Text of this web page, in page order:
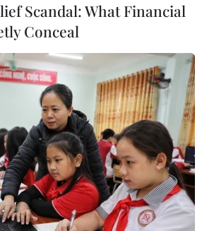
hạn mức tín dụng chỉ nên được xem
thời. (Ảnh: CTV/Vietnam+)
tín dụng đang được thị
mong chờ khi nhiều ngân
tăng trưởng ngay từ cuối
Scandal: What Financial
Conceal